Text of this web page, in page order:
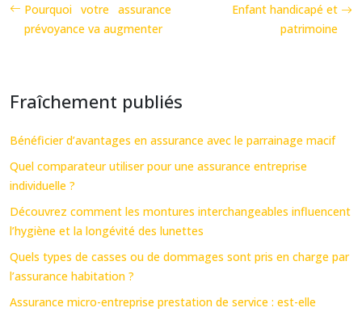
Pourquoi votre assurance
prévoyance va augmenter
Enfant handicapé et
patrimoine
Fraîchement publiés
Bénéficier d’avantages en assurance avec le parrainage macif
Quel comparateur utiliser pour une assurance entreprise
individuelle ?
Découvrez comment les montures interchangeables influencent
l’hygiène et la longévité des lunettes
Quels types de casses ou de dommages sont pris en charge par
l’assurance habitation ?
Assurance micro-entreprise prestation de service : est-elle